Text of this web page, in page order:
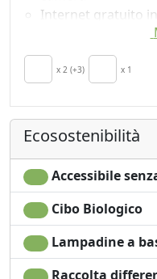
Internet gratuito in
TV in camera
Riscaldamento
Culla
Cucina
Asciugacapelli
Soggiorno
Terrazza
Patio
Stendibiancheria
Asciugamani
x 2 (+3) x 1
Ecosostenibilità
Accessibile
Cibo Biologico
Lampadine a
Raccolta